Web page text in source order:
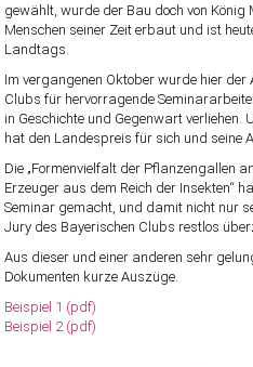
gewählt, wurde der Bau doch von
Menschen seiner Zeit erbaut und ist
Landtags.
Im vergangenen Oktober wurde hier
Clubs für hervorragende
in Geschichte und Gegenwart verliehen.
hat den Landespreis für sich und seine
Die „Formenvielfalt der Pflanzengallen
Erzeuger aus dem Reich der Insekten“
Seminar gemacht, und damit nicht nur
Jury des Bayerischen Clubs restlos
Aus dieser und einer anderen sehr
Dokumenten kurze Auszüge.
Beispiel 1 (pdf)
Beispiel 2 (pdf)